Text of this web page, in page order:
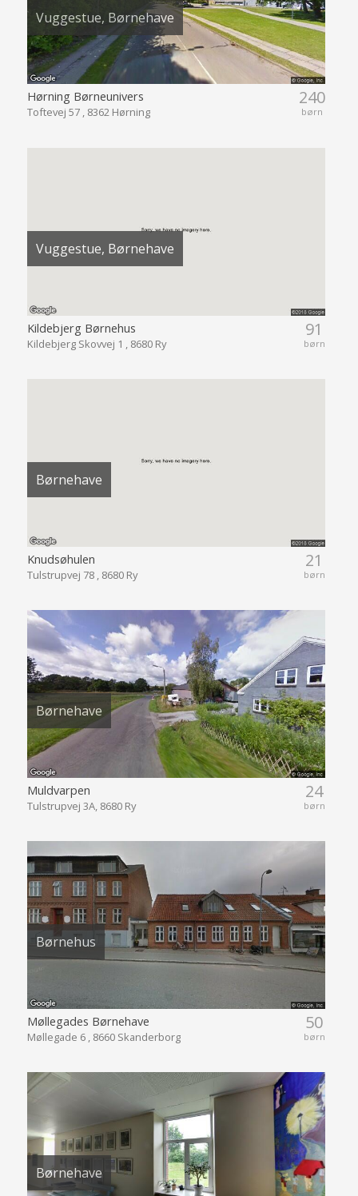
Vuggestue, Børnehave
240
børn
Hørning Børneunivers
Toftevej 57 , 8362 Hørning
Vuggestue, Børnehave
91
børn
Kildebjerg Børnehus
Kildebjerg Skovvej 1 , 8680 Ry
Børnehave
21
børn
Knudsøhulen
Tulstrupvej 78 , 8680 Ry
Børnehave
24
børn
Muldvarpen
Tulstrupvej 3A, 8680 Ry
Børnehus
50
børn
Møllegades Børnehave
Møllegade 6 , 8660 Skanderborg
Børnehave